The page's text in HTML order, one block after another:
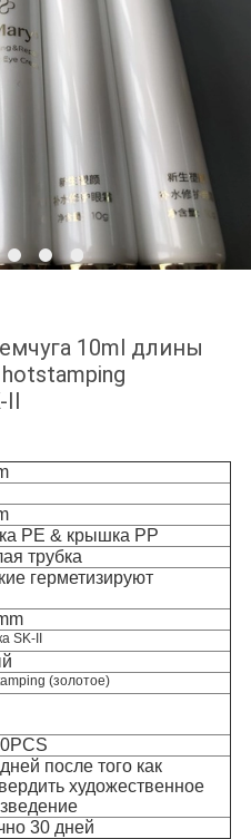
10ml длины
PE & крышка PP
трубка
герметизируют
SK-II
(золотое)
после того как
художественное
30 дней